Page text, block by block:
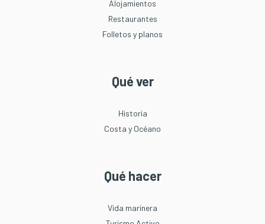
Alojamientos
Restaurantes
Folletos y planos
Qué ver
Historia
Costa y Océano
Qué hacer
Vida marinera